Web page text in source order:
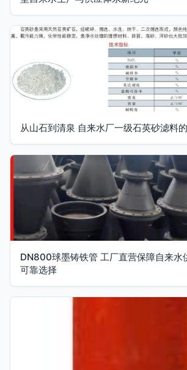
从山石到清泉 自来水厂一级石英砂滤料
DN800球墨铸铁管 工厂直营保障自来水
可靠选择